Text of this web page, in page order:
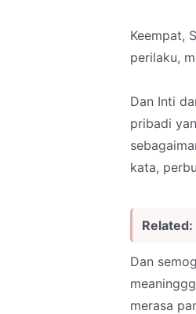
Keempat,
perilaku,
Dan Inti
pribadi
kata,
Related:
Dan
merasa